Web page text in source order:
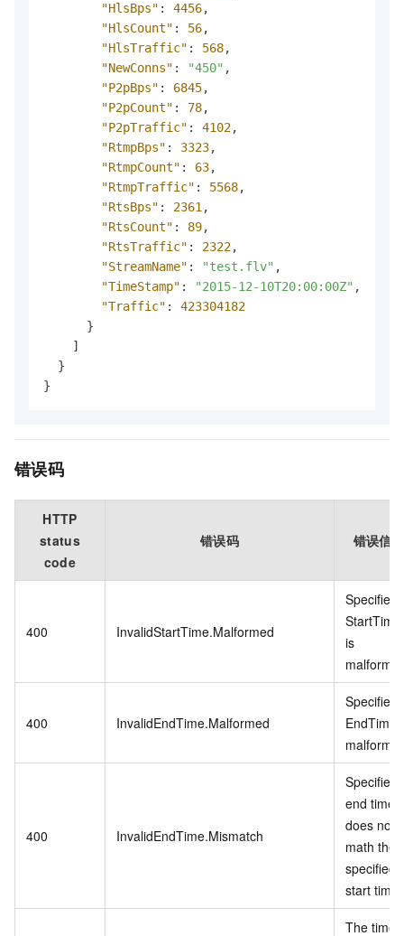
"HlsBps" : 4456,
"HlsCount" : 56,
"HlsTraffic" : 568,
"NewConns" : "450" ,
"P2pBps" : 6845,
"P2pCount" : 78,
"P2pTraffic" : 4102,
"RtmpBps" : 3323,
"RtmpCount" : 63,
"RtmpTraffic" : 5568,
"RtsBps" : 2361 ,
"RtsCount" : 89,
"RtsTraffic" : 2322,
"StreamName" : "test.flv" ,
"TimeStamp" : "2015-12-10T20:00:00Z" ,
"Traffic" :
423304182
}
]
}
}
错误码
HTTP
status
code
错误码 错误信
400 InvalidStartTime.Malformed
Specified
StartTime
is
400 InvalidEndTime.Malformed
Specified
EndTime
400 InvalidEndTime.Mismatch
Specified
end time
does not
math the
specified
start time.
The time